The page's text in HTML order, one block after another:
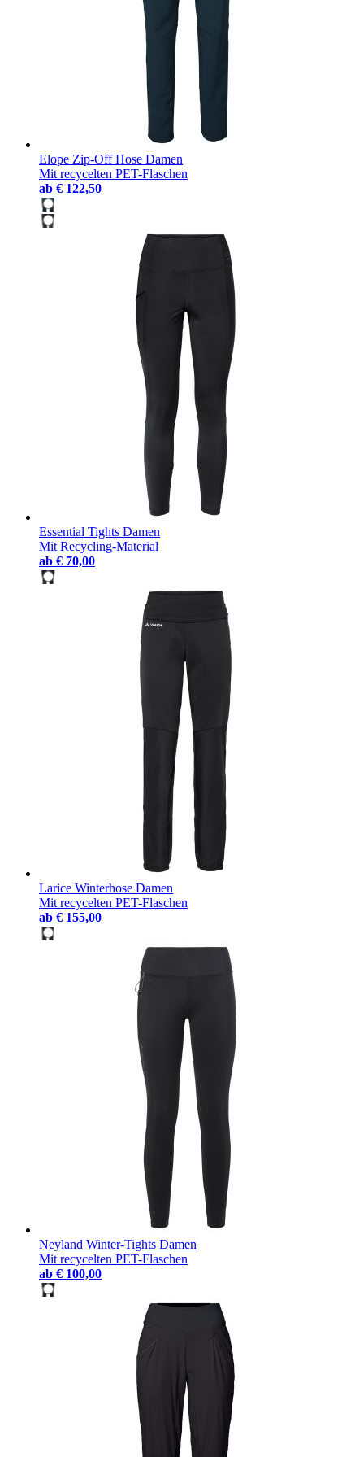
Elope Zip-Off Hose Damen
Mit recycelten PET-Flaschen
ab € 122,50
Essential Tights Damen
Mit Recycling-Material
ab € 70,00
Larice Winterhose Damen
Mit recycelten PET-Flaschen
ab € 155,00
Neyland Winter-Tights Damen
Mit recycelten PET-Flaschen
ab € 100,00